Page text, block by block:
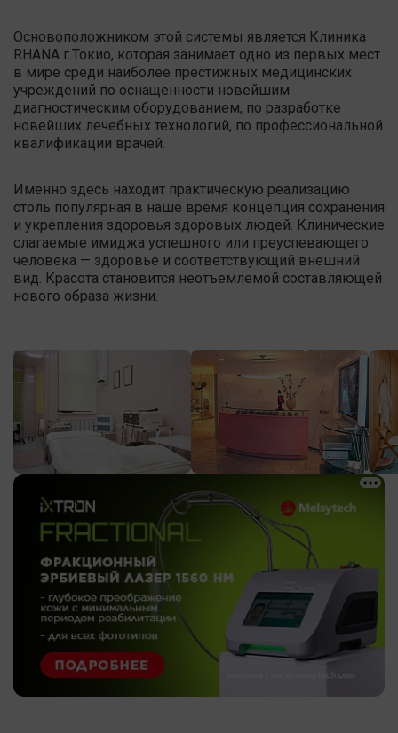
Основоположником этой системы является Клиника
RHANA г.Токио, которая занимает одно из первых мест
в мире среди наиболее престижных медицинских
учреждений по оснащенности новейшим
диагностическим оборудованием, по разработке
новейших лечебных технологий, по профессиональной
квалификации врачей.
Именно здесь находит практическую реализацию
столь популярная в наше время концепция сохранения
и укрепления здоровья здоровых людей. Клинические
слагаемые имиджа успешного или преуспевающего
человека — здоровье и соответствующий внешний
вид. Красота становится неотъемлемой составляющей
нового образа жизни.